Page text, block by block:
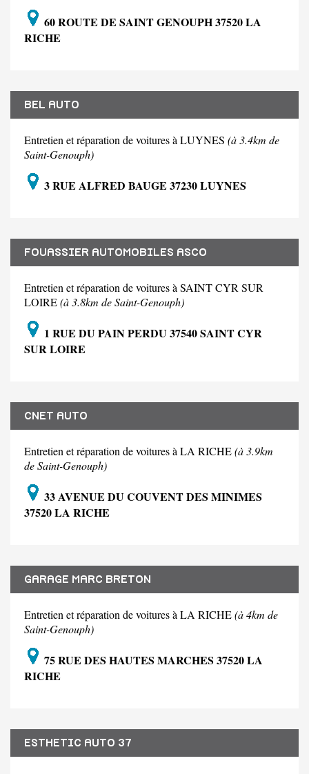
60 ROUTE DE SAINT GENOUPH 37520 LA
RICHE
BEL AUTO
Entretien et réparation de voitures à LUYNES (à 3.4km de
Saint-Genouph)
3 RUE ALFRED BAUGE 37230 LUYNES
FOUASSIER AUTOMOBILES ASCO
Entretien et réparation de voitures à SAINT CYR SUR
LOIRE(à 3.8km de Saint-Genouph)
1 RUE DU PAIN PERDU 37540 SAINT CYR
SUR LOIRE
CNET AUTO
Entretien et réparation de voitures à LA RICHE(à 3.9km
de Saint-Genouph)
33 AVENUE DU COUVENT DES MINIMES
37520 LA RICHE
GARAGE MARC BRETON
Entretien et réparation de voitures à LA RICHE(à 4km de
Saint-Genouph)
75 RUE DES HAUTES MARCHES 37520 LA
RICHE
ESTHETIC AUTO 37